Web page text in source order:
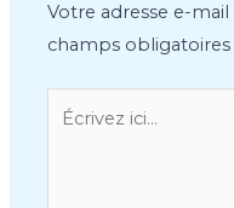
Votre adresse e-
champs
Écrivez